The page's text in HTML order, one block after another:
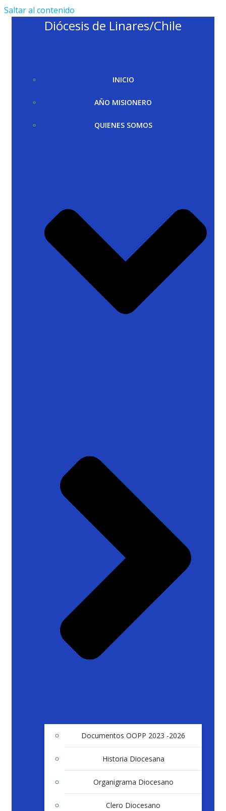
Saltar al contenido
Diócesis de Linares/Chile
INICIO
AÑO MISIONERO
QUIENES SOMOS
Documentos OOPP 2023 -2026
Historia Diocesana
Organigrama Diocesano
Clero Diocesano